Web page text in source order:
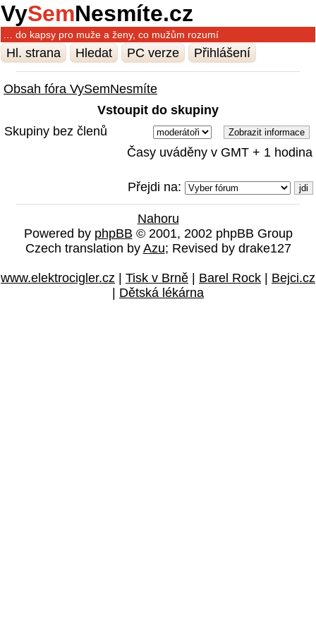
VySemNesmíte.cz
… do kapsy pro muže a ženy, co mužům rozumí
Hl. strana Hledat PC verze Přihlášení
Obsah fóra VySemNesmíte
Vstoupit do skupiny
Skupiny bez členů
Časy uváděny v GMT + 1 hodina
Přejdi na:
Nahoru
Powered by phpBB © 2001, 2002 phpBB Group
Czech translation by Azu; Revised by drake127
www.elektrocigler.cz Tisk v Brně Barel Rock
Bejci.cz
Dětská lékárna